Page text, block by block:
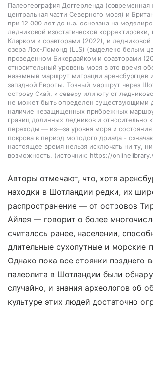
Палеогеография Доггерленда
центральная части Северного моря) и
при 12 000 лет до н.э. основана на
ледниковой изостатической
Кларком и соавторами (2022), и ледниковой
озера Лох-Ломонд (LLS) (выделено белым
проведенном Бикердайком и соавторами
относительный уровень моря в это время
наземный маршрут миграции аренсбургцев
западной Европы. Точный маршрут через
острову Скай, к северу или югу от
не может быть определен существующими
наличие незащищенных прибрежных
границ долинных ледников и относительно
переходы — из—за уровня моря и состояния
покрова в период молодого дриада -
настоящее время нельзя исключать ни ту,
возможность.
источник: https://
Авторы отмечают, что, хотя
находки в Шотландии редки, их
распространение — от островов
Айлея — говорит о более
считалось ранее, населении,
длительные сухопутные и морские
Однако пока все стоянки позднего
палеолита в Шотландии были
случайно, и знания археологов об
культуре этих людей достаточно